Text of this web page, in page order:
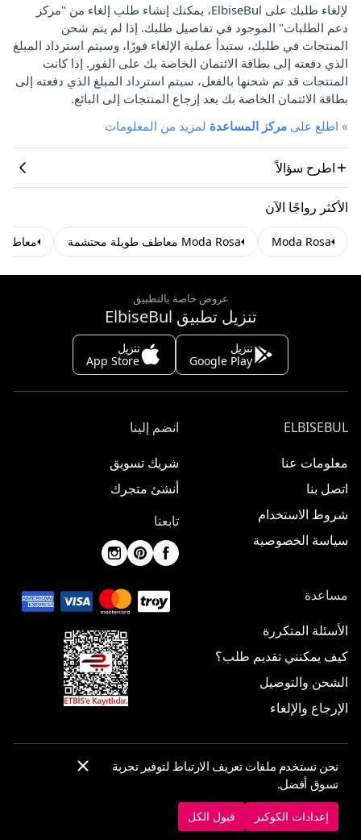
لإلغاء طلبك على ElbiseBul، يمكنك إنشاء طلب إلغاء من "مركز
دعم الطلبات" الموجود في تفاصيل طلبك. إذا لم يتم شحن
المنتجات في طلبك، ستبدأ عملية الإلغاء فورًا، وسيتم استرداد المبلغ
الذي دفعته إلى بطاقة الائتمان الخاصة بك على الفور. إذا كانت
المنتجات قد تم شحنها بالفعل، سيتم استرداد المبلغ الذي دفعته إلى
بطاقة الائتمان الخاصة بك بعد إرجاع المنتجات إلى البائع.
» اطلع على مركز المساعدة لمزيد من المعلومات
اطرح سؤالاً
الأكثر رواجًا الآن
Moda Rosa Moda Rosa معاطف طويلة محتشمة معاطف
عروض خاصة بالتطبيق
تنزيل تطبيق ElbiseBul
تنزيل
Google Play
تنزيل
App Store
ELBISEBUL
معلومات عنا
اتصل بنا
شروط الاستخدام
سياسة الخصوصية
انضم إلينا
شريك تسويق
أنشئ متجرك
تابعنا
مساعدة
الأسئلة المتكررة
كيف يمكنني تقديم طلب؟
الشحن والتوصيل
الإرجاع والإلغاء
إعدادات الكوكيز
نحن نستخدم ملفات تعريف الارتباط لتوفير تجربة
تسوق أفضل.
إعدادات الكوكيز قبول الكل